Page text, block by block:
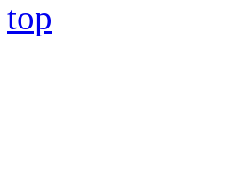
top